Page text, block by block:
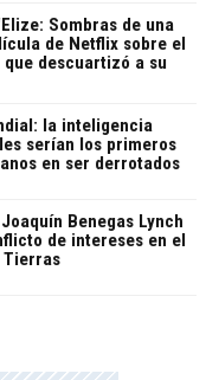
Sombras de una
de Netflix sobre el
que descuartizó a su
la inteligencia
serían los primeros
en ser derrotados
Benegas Lynch
de intereses en el
Tierras